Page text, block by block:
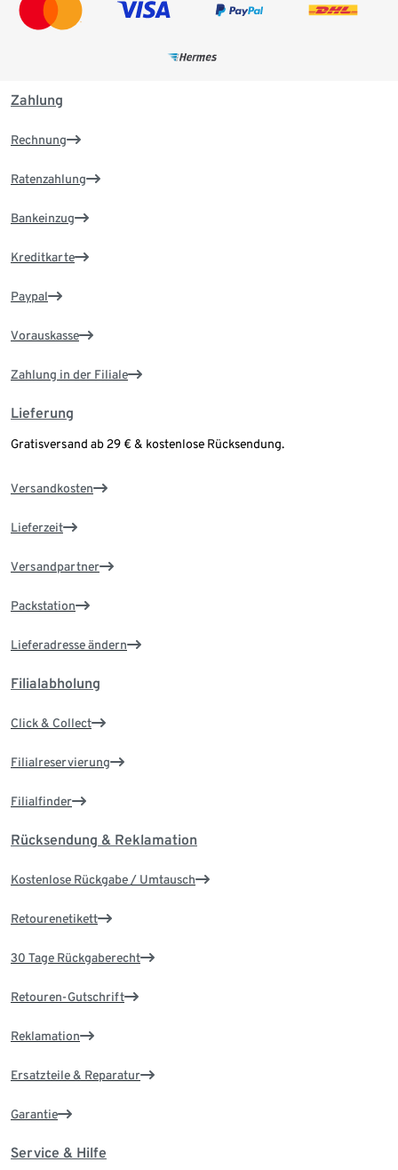
Zahlung
Rechnung
Ratenzahlung
Bankeinzug
Kreditkarte
Paypal
Vorauskasse
Zahlung in der Filiale
Lieferung
Gratisversand ab 29 € & kostenlose Rücksendung.
Versandkosten
Lieferzeit
Versandpartner
Packstation
Lieferadresse ändern
Filialabholung
Click & Collect
Filialreservierung
Filialfinder
Rücksendung & Reklamation
Kostenlose Rückgabe / Umtausch
Retourenetikett
30 Tage Rückgaberecht
Retouren-Gutschrift
Reklamation
Ersatzteile & Reparatur
Garantie
Service & Hilfe